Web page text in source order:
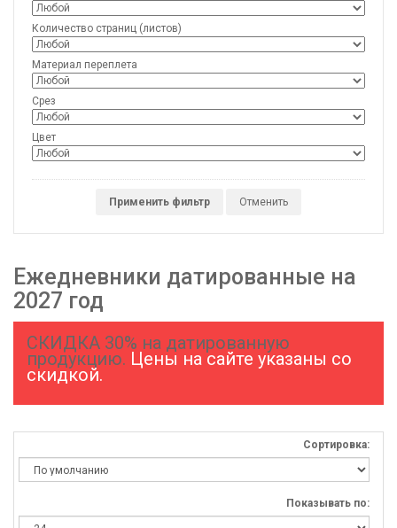
Количество страниц (листов)
Материал переплета
Срез
Цвет
Применить фильтр Отменить
Ежедневники датированные на
2027 год
СКИДКА 30% на датированную
продукцию. Цены на сайте указаны со
скидкой.
Сортировка:
Показывать по: